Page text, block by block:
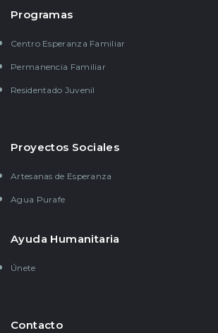
Programas
Centro Esperanza Familiar
Permanencia Familiar
Residentado Juvenil
Proyectos Sociales
Artesanas de Esperanza
Agua Purafe
Ayuda Humanitaria
Únete
Contacto